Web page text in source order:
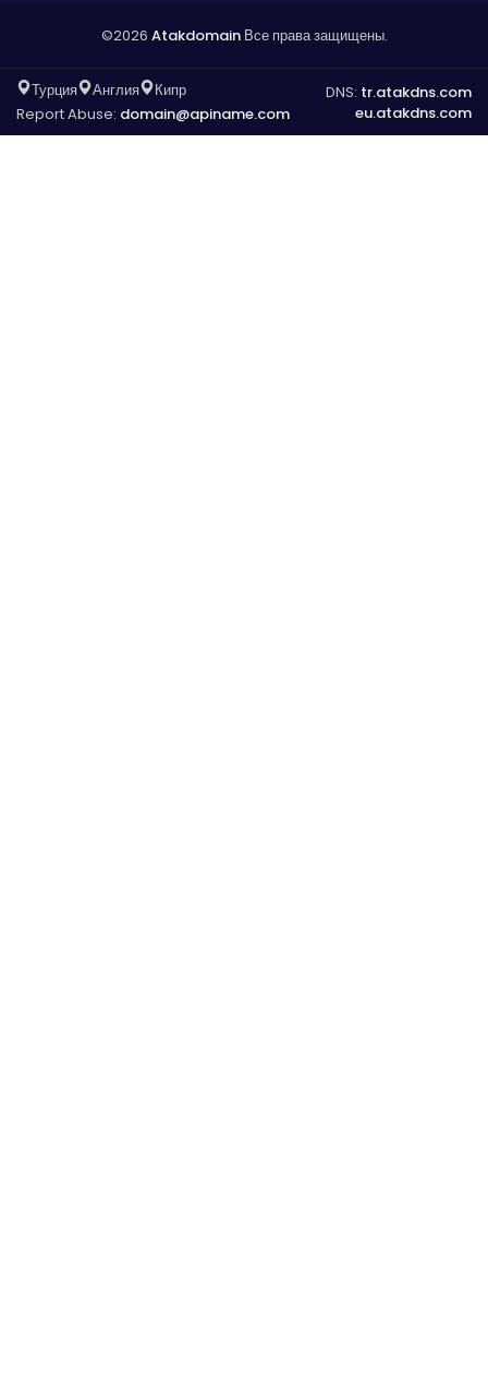
©2026 AtakdomainВсе права защищены.
Турция Англия
Кипр
Report Abuse: domain@apiname.com
DNS: tr.atakdns.com
eu.atakdns.com